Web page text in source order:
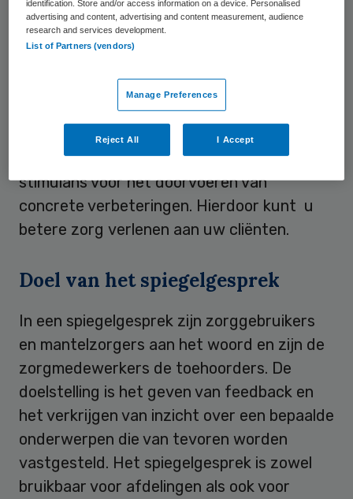
inzicht krijgen in de manier waarop
zorggebruikers, mantelzorgers en
ervaren. Daarnaast verbetert het de
cliëntgerichtheid en inzicht van uw
medewerkers én van de organisatie. De
resultaten uit een spiegelgesprek zijn een
stimulans voor het doorvoeren van
concrete verbeteringen. Hierdoor kunt u
betere zorg verlenen aan uw cliënten.
Doel van het spiegelgesprek
In een spiegelgesprek zijn zorggebruikers
en mantelzorgers aan het woord en zijn de
zorgmedewerkers de toehoorders. De
doelstelling is het geven van feedback en
het verkrijgen van inzicht over een bepaalde
onderwerpen die van tevoren worden
vastgesteld. Het spiegelgesprek is zowel
bruikbaar voor afdelingen als ook voor
identification. Store and/or access information on a device. Personalised
advertising and content, advertising and content measurement, audience
research and services development.
List of Partners (vendors)
Manage Preferences
Reject All I Accept